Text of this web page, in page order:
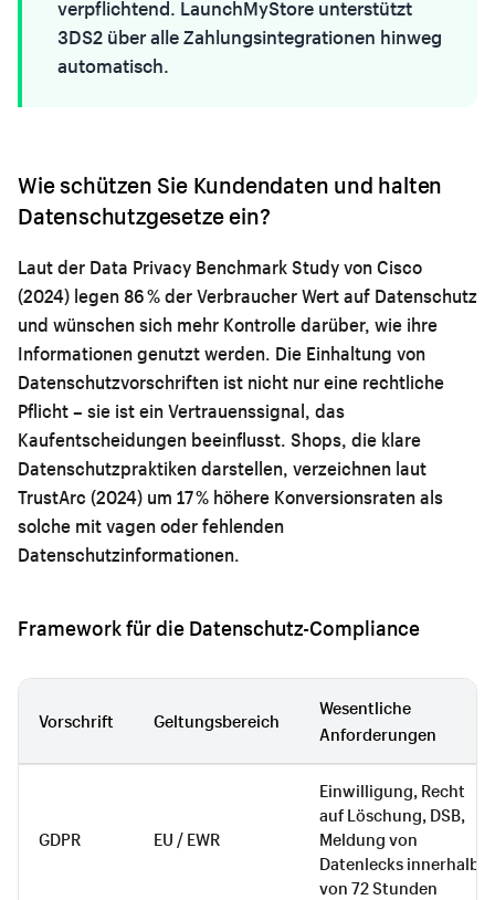
verpflichtend. LaunchMyStore unterstützt
3DS2 über alle Zahlungsintegrationen hinweg
automatisch.
Wie schützen Sie Kundendaten und halten
Datenschutzgesetze ein?
Laut der Data Privacy Benchmark Study von Cisco
(2024) legen 86 % der Verbraucher Wert auf Datenschutz
und wünschen sich mehr Kontrolle darüber, wie ihre
Informationen genutzt werden. Die Einhaltung von
Datenschutzvorschriften ist nicht nur eine rechtliche
Pflicht – sie ist ein Vertrauenssignal, das
Kaufentscheidungen beeinflusst. Shops, die klare
Datenschutzpraktiken darstellen, verzeichnen laut
TrustArc (2024) um 17 % höhere Konversionsraten als
solche mit vagen oder fehlenden
Datenschutzinformationen.
Framework für die Datenschutz-Compliance
Vorschrift Geltungsbereich
Wesentliche
Anforderungen
GDPR EU / EWR
Einwilligung, Recht
auf Löschung, DSB,
Meldung von
Datenlecks innerhalb
von 72 Stunden